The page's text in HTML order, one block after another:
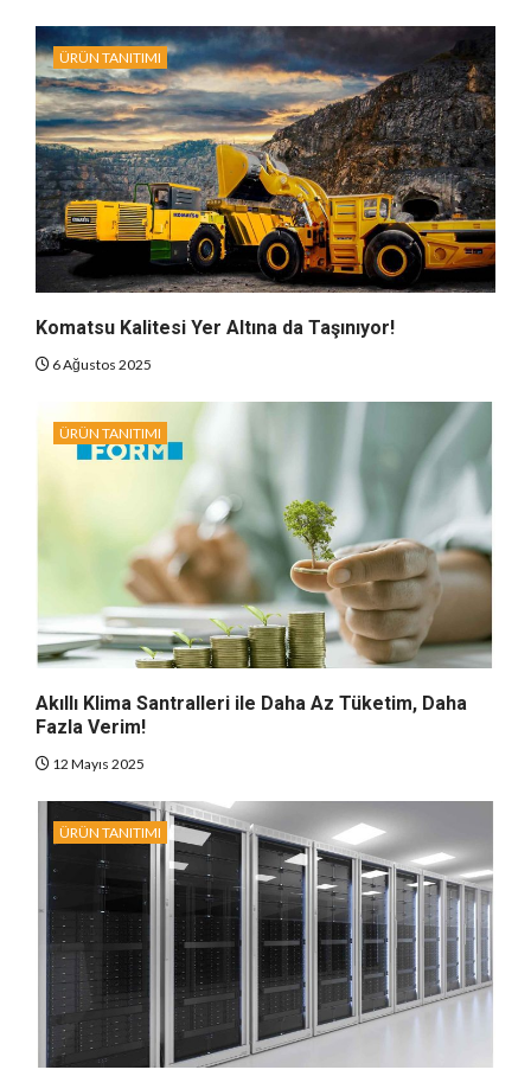
ÜRÜN TANITIMI
Komatsu Kalitesi Yer Altına da Taşınıyor!
6 Ağustos 2025
ÜRÜN TANITIMI
Akıllı Klima Santralleri ile Daha Az Tüketim, Daha
Fazla Verim!
12 Mayıs 2025
ÜRÜN TANITIMI